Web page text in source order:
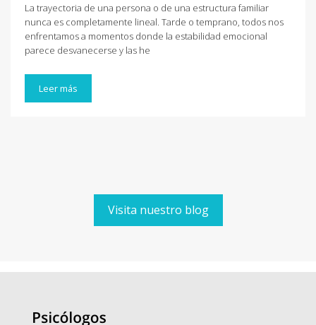
La trayectoria de una persona o de una estructura familiar
nunca es completamente lineal. Tarde o temprano, todos nos
enfrentamos a momentos donde la estabilidad emocional
parece desvanecerse y las he
Leer más
Visita nuestro blog